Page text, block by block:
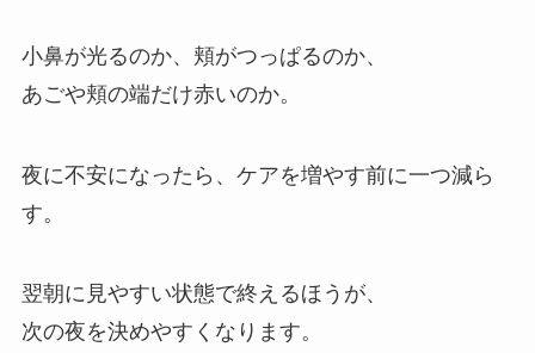
小鼻が光るのか、頬がつっぱるのか、
あごや頬の端だけ赤いのか。
夜に不安になったら、ケアを増やす前に一つ減ら
す。
翌朝に見やすい状態で終えるほうが、
次の夜を決めやすくなります。